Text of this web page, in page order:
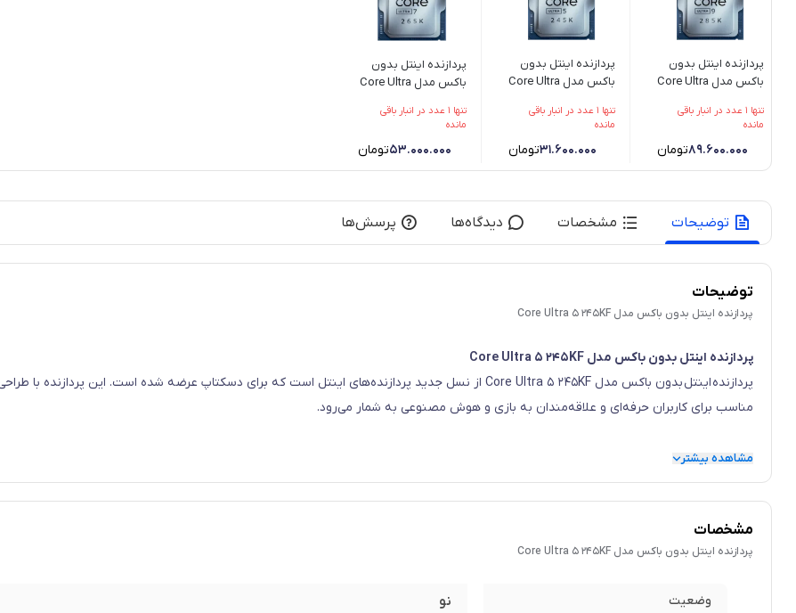
پردازنده اینتل بدون
باکس مدل Core Ultra
تنها 1 عدد در انبار باقی
مانده
89.600.000تومان
پردازنده اینتل بدون
باکس مدل Core Ultra
تنها 1 عدد در انبار باقی
مانده
31.600.000تومان
پردازنده اینتل بدون
باکس مدل Core Ultra
تنها 1 عدد در انبار باقی
مانده
53.000.000تومان
توضیحات مشخصات دیدگاه‌ها پرسش‌ها
توضیحات
پردازنده اینتل بدون باکس مدل Core Ultra 5 245KF
پردازنده اینتل بدون باکس مدل Core Ultra 5 245KF
مناسب برای کاربران حرفه‌ای و علاقه‌مندان به بازی و هوش مصنوعی به شمار می‌رود.
مشاهده بیشتر
مشخصات
پردازنده اینتل بدون باکس مدل Core Ultra 5 245KF
وضعیت نو